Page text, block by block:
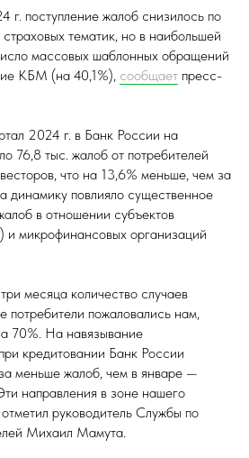
г. поступление жалоб снизилось по
тематик, но в наибольшей
массовых шаблонных обращений
КБМ (на 40,1%), сообщает пресс-
2024 г. в Банк России на
76,8 тыс. жалоб от потребителей
что на 13,6% меньше, чем за
динамику повлияло существенное
в отношении субъектов
микрофинансовых организаций
месяца количество случаев
потребители пожаловались нам,
70%. На навязывание
кредитовании Банк России
меньше жалоб, чем в январе —
направления в зоне нашего
руководитель Службы по
Михаил Мамута.